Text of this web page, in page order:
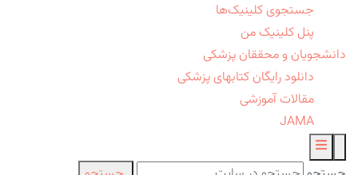
جستجوی کلینیک‌ها
پنل کلینیک من
دانشجویان و محققان پزشکی
دانلود رایگان کتابهای پزشکی
مقالات آموزشی
JAMA